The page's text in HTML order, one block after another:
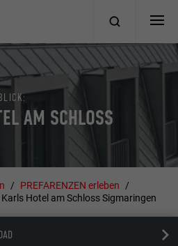
AM SCHLOSS
PREFARENZEN erleben
Hotel am Schloss Sigmaringen